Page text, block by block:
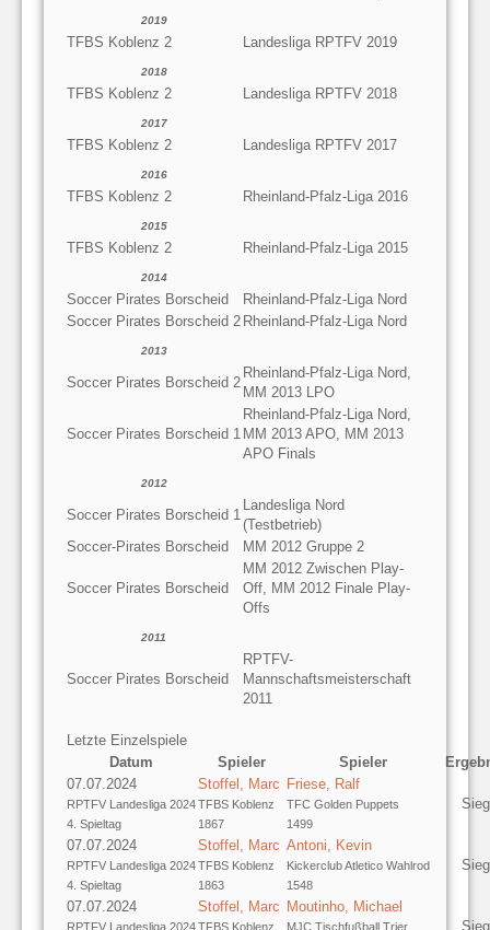
2019
TFBS Koblenz 2 Landesliga RPTFV 2019
2018
TFBS Koblenz 2 Landesliga RPTFV 2018
2017
TFBS Koblenz 2 Landesliga RPTFV 2017
2016
TFBS Koblenz 2 Rheinland-Pfalz-Liga 2016
2015
TFBS Koblenz 2 Rheinland-Pfalz-Liga 2015
2014
Soccer Pirates Borscheid
Rheinland-Pfalz-Liga Nord
Soccer Pirates Borscheid 2 Rheinland-Pfalz-Liga Nord
2013
Soccer Pirates Borscheid 2
Rheinland-Pfalz-Liga Nord,
MM 2013 LPO
Soccer Pirates Borscheid 1
Rheinland-Pfalz-Liga Nord,
MM 2013 APO, MM 2013
APO Finals
2012
Soccer Pirates Borscheid 1
Landesliga Nord
(Testbetrieb)
Soccer-Pirates Borscheid
MM 2012 Gruppe 2
Soccer Pirates Borscheid
MM 2012 Zwischen Play-
Off, MM 2012 Finale Play-
Offs
2011
Soccer Pirates Borscheid
RPTFV-
Mannschaftsmeisterschaft
2011
Letzte Einzelspiele
Datum
Spieler Spieler
07.07.2024
RPTFV Landesliga 2024
4. Spieltag
Stoffel, Marc
TFBS Koblenz
1867
Friese, Ralf
TFC Golden Puppets
1499
Sieg
07.07.2024
RPTFV Landesliga 2024
4. Spieltag
Stoffel, Marc
TFBS Koblenz
1863
Antoni, Kevin
Kickerclub Atletico Wahlrod
1548
Sieg
07.07.2024
RPTFV Landesliga 2024
Stoffel, Marc
TFBS Koblenz
Moutinho, Michael
MJC Tischfußball Trier
Sieg